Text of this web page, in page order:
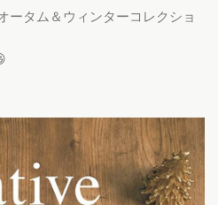
タム＆ウィンターコレクショ